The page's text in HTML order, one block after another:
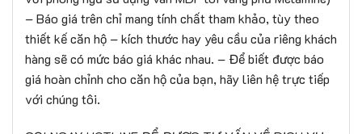
– Báo giá trên chỉ mang tính chất tham khảo, tùy theo
thiết kế căn hộ – kích thước hay yêu cầu của riêng khách
hàng sẽ có mức báo giá khác nhau. – Để biết được báo
giá hoàn chỉnh cho căn hộ của bạn, hãy liên hệ trực tiếp
với chúng tôi.